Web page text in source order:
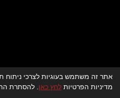
לדף הבית >
מגזין מסעדות
אתר זה משתמש בעוגיות לצרכי ניתוח
מדיניות הפרטיות לחץ כאן . להסתרת